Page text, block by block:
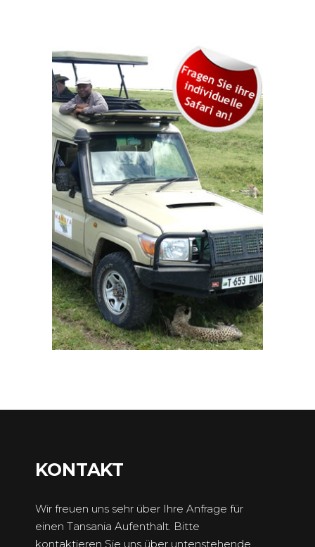
KONTAKT
Wir freuen uns sehr über Ihre Anfrage für
einen Tansania Aufenthalt. Bitte
kontaktieren Sie uns über untenstehende